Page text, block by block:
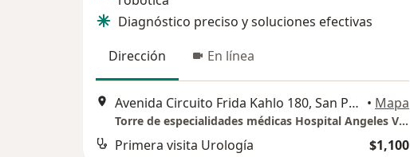
Diagnóstico preciso y soluciones efectivas
Dirección
En línea
Avenida Circuito Frida Kahlo 180, San Pedro Garza Garcia • Mapa
Torre de especialidades médicas Hospital Angeles Valle Oriente
Primera visita Urología $1,100